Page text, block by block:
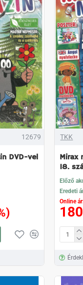
12679
DVD-vel
TKK
Mirax
18.
Előző
Eredeti
Online